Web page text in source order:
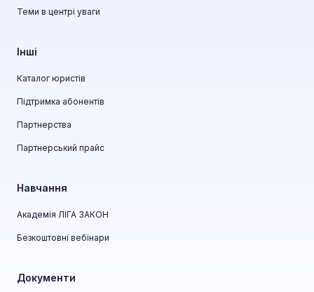
Теми в центрі уваги
Інші
Каталог юристів
Підтримка абонентів
Партнерства
Партнерський прайс
Навчання
Академія ЛІГА ЗАКОН
Безкоштовні вебінари
Документи